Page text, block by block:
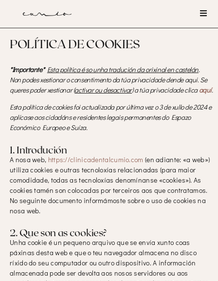
POLÍTICA DE COOKIES
*Importante* Esta política é so unha tradución da orixinal en castelán.
Non podes xestionar o consentimento da túa privacidade dende aqui. Se
queres poder xestionar (activar ou desactivar) a túa privacidade clicaaquí.
Esta política de cookies foi actualizada por última vez o 3 de xullo de 2024 e
aplícase aos cidadáns e residentes legais permanentes do Espazo
Económico Europeo e Suíza.
1. Introdución
A nosa web, https://clinicadentalcumio.com (en adiante: «a web»)
utiliza cookies e outras tecnoloxías relacionadas (para maior
comodidade, todas as tecnoloxías denomínanse «cookies»). As
cookies tamén son colocadas por terceiros aos que contratamos.
No seguinte documento informámoste sobre o uso de cookies na
nosa web.
2. Que son as cookies?
Unha cookie é un pequeno arquivo que se envía xunto coas
páxinas desta web e que o teu navegador almacena no disco
ríxido do seu computador ou outro dispositivo. A información
almacenada pode ser devolta aos nosos servidores ou aos